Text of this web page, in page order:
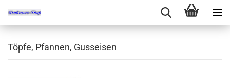
Töpfe, Pfannen, Gusseisen